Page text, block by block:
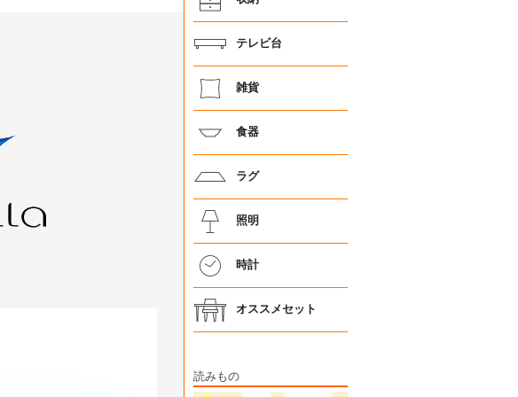
テレビ台
雑貨
食器
ラグ
照明
時計
オススメセット
読みもの